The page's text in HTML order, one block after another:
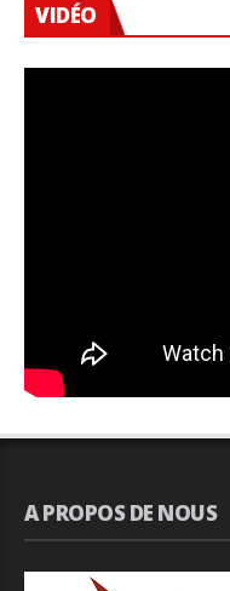
VIDÉO
A PROPOS DE NOUS